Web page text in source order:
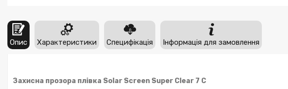
Опис Характеристики Специфікація Інформація для замовлення
Захисна прозора плівка Solar Screen Super Clear 7 C